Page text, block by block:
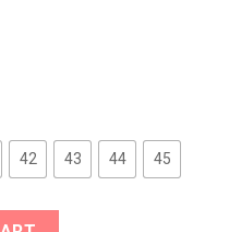
42 43 44 45
Core - Midnight Black